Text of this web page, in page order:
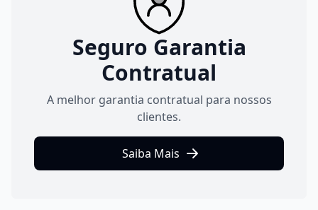
Seguro Garantia
Contratual
A melhor garantia contratual para nossos
clientes.
Saiba Mais